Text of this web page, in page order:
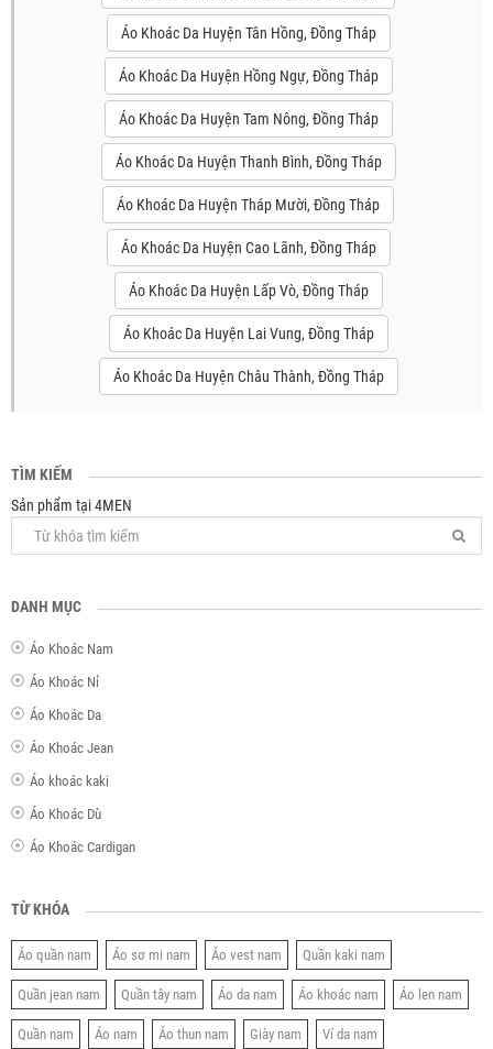
Áo Khoác Da Huyện Tân Hồng, Đồng Tháp
Áo Khoác Da Huyện Hồng Ngự, Đồng Tháp
Áo Khoác Da Huyện Tam Nông, Đồng Tháp
Áo Khoác Da Huyện Thanh Bình, Đồng Tháp
Áo Khoác Da Huyện Tháp Mười, Đồng Tháp
Áo Khoác Da Huyện Cao Lãnh, Đồng Tháp
Áo Khoác Da Huyện Lấp Vò, Đồng Tháp
Áo Khoác Da Huyện Lai Vung, Đồng Tháp
Áo Khoác Da Huyện Châu Thành, Đồng Tháp
TÌM KIẾM
Sản phẩm tại 4MEN
DANH MỤC
Áo Khoác Nam
Áo Khoác Nỉ
Áo Khoác Da
Áo Khoác Jean
Áo khoác kaki
Áo Khoác Dù
Áo Khoác Cardigan
TỪ KHÓA
Áo quần nam Áo sơ mi nam Áo vest nam Quần kaki nam
Quần jean nam Quần tây nam Áo da nam Áo khoác nam Áo len nam
Quần nam Áo nam Áo thun nam Giày nam Ví da nam